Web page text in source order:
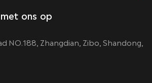
ons op
NO.188, Zhangdian, Zibo, Shandong,